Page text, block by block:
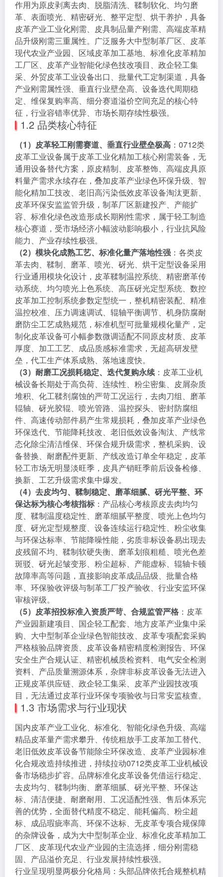
作用为原皮剥离去肉、脱脂清洗、鞣制软化、均匀磨
革、表面喷光、精密砑光、整平定型、烘干养护，具备
皮革产业工业化刚需、皮具制品量产刚需、高端皮革精
品升级刚需三重属性。广泛服务大中型制革厂区、皮革
现代农业产业园、区域皮革加工基地、标准化皮革精加
工厂区、皮革产业智能化绿色技改项目、政企轻工集
采、外贸皮革工业设备出口、批量代工定制渠道，具备
产业刚需属性强、垂直行业壁垒高、设备迭代周期稳
定、维保复购率高、细分赛道溢价空间充足的核心特
征，行业容错率优异、市场长期存续性极强。
1.2 品类核心特征
（1）皮革轻工刚需赛道、垂直行业壁垒极高 ：0712类
皮革工业设备属于皮革工业化精加工核心刚需装备，无
通用设备替代方案，原皮精制、皮革整饰、高端皮具原
料量产需求永续存在，叠加皮革产业绿色环保升级、智
能化精加工技改、老旧高污染低效皮革设备淘汰更新、
皮革环保安监监管升级，制革厂区新建投产、产能扩
容、标准化绿色改造形成长期刚性需求，属于轻工制造
核心赛道，受市场经济小幅波动影响极小，行业抗风险
能力、产业存续性极强。
（2）模块化成熟工艺、标准化量产落地性强 ：各类皮
革去肉、鞣制、磨革、喷光、砑光、烘干定型设备采用
行业通用模块化设计，皮革鞣制温控系统、精密磨革传
动系统、均匀喷光上色系统、高压砑光定型系统、数控
皮革加工控制系统参数定型统一，整机精密装配、精准
温控校准、压力调速调试、辊轴平衡调节、机身防腐耐
磨防尘工艺成熟规范，标准机型可批量规模化量产，定
制化皮革设备可小幅参数微调适配不同原皮材质、皮革
厚度、加工工艺、成品质感标准需求，无超高研发壁
垒，代工生产体系成熟、落地速度快。
（3）耐磨工况损耗稳定、迭代复购永续 ：皮革工业机
械设备长期处于高负荷、连续性、粉尘密集、皮屑杂质
堆积、化工鞣剂腐蚀的严苛工况运行，去肉刀组、磨革
辊轴、砑光胶辊、喷光管路、温控探头、密封防腐组
件、高速传动部件易产生常规损耗，叠加皮革产业绿色
环保迭代、节能降耗技改、老旧低效设备淘汰、产线常
态化除尘清洁维保、环保合规升级需求，整机采购、设
备替换、耐磨配件更新、产线改造订单全年稳定，皮革
轻工市场无明显淡旺季，皮具产销旺季前后设备检修、
换新、工艺升级需求集中爆发。
（4）去皮均匀、鞣制稳定、磨革细腻、砑光平整、环
保达标为核心考核指标 ：产品核心考核原皮去肉均匀
度、鞣制温度稳定性、磨革细腻平整度、喷光上色均匀
度、砑光定型规整度、设备连续运行稳定性、粉尘收集
与环保达标率、节能降噪性能，劣质非标设备易出现去
皮残留不均、鞣制软硬失衡、磨革划痕粗糙、喷光色差
斑驳、砑光起皱变形、粉尘超标、产能虚标、辊轴卡顿
故障率高等问题，直接影响皮革成品品级、批量合格
率、环保验收评级与制革工厂投产验收、行业安监环保
审核评级。
（5）皮革招投标准入资质严苛、合规监管严格 ：皮革
产业园新建项目、国企轻工配套、地方皮革产业集中采
购、大中型制革企业绿色智能技改、皮革专项配套采购
严格核验品牌资质、皮革设备精密精度检测报告、环保
安全生产合规认证、精密机械质检资料、电气安全检测
资料、产品质量溯源体系，杂牌非标皮革设备无法进入
正规皮革供应链、政企轻工集采、皮革产业园技改项
目，无法通过皮革行业环保专项验收与日常安监核查。
1.3 市场需求与行业现状
国内皮革产业工业化、标准化、智能化绿色升级、高端
精品皮革量产需求攀升、传统粗放手工皮革加工替代、
老旧低效皮革设备节能除尘环保改造、皮革产业园标准
化合规改造持续推进，持续拉动0712类皮革工业机械设
备市场稳步扩容。品牌标准化皮革设备凭借运行稳定、
去皮均匀、鞣制均衡、磨革细腻、砑光平整、环保达
标、清洁便捷、耐磨耐用、工况适配性强、售后体系完
善的优势，全面替代精度不稳定、能耗偏高、粉尘超
标、成品瑕疵率高、环保不达标、无皮革专项合规保障
的杂牌设备，成为大中型制革企业、标准化皮革精加工
厂区、皮革现代农业产业园的主流选择，细分刚需稳
固、产品溢价充足、行业发展持续性极强。
行业呈现明显两极分化格局：头部品牌依托合规整机精